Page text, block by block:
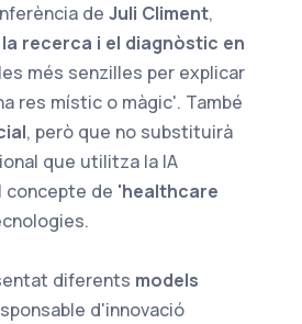
de Juli Climent,
recerca i el diagnòstic en
més senzilles per explicar
res místic o màgic'. També
, però que no substituirà
que utilitza la IA
concepte de 'healthcare
diferents models
d'innovació